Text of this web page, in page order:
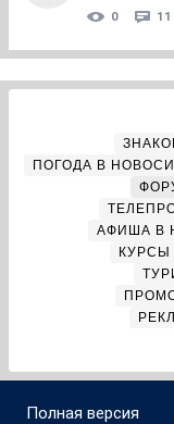
0 11
ПОГОДА В
АФИША В
Полная версия